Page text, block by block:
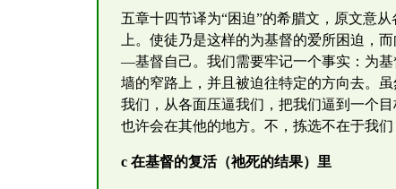
五章十四节译为“困迫”的希腊文，原文意
上。使徒乃是这样的为基督的爱所困迫，
—基督自己。我们需要牢记一个事实：为
墙的窄路上，并且被迫往特定的方向去。
我们，从各面压逼我们，把我们逼到一个
也许会在其他的地方。不，拣选不在于我
c 在基督的复活（祂死的结果）里